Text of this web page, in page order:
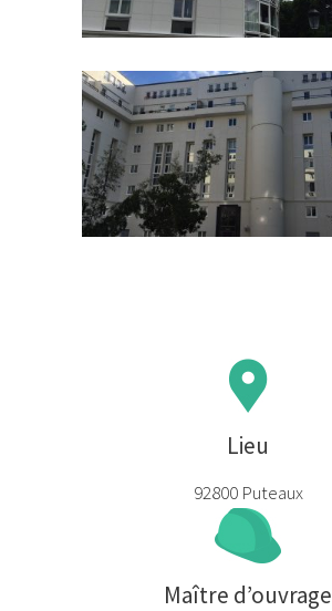
Lieu
92800 Puteaux
Maître d’ouvrage